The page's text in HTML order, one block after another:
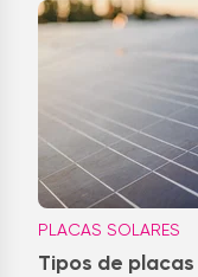
PLACAS SOLARES
Tipos de